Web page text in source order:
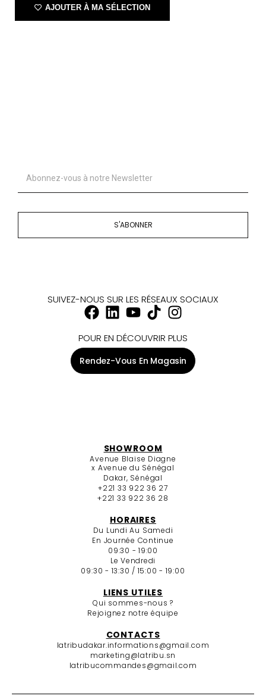
AJOUTER À MA SÉLECTION
S'ABONNER
SUIVEZ-NOUS SUR LES RÉSEAUX SOCIAUX
POUR EN DÉCOUVRIR PLUS
Rendez-Vous En Magasin
SHOWROOM
Avenue Blaise Diagne
x Avenue du Sénégal
Dakar, Sénégal
+221 33 922 36 27
+221 33 922 36 28
HORAIRES
Du Lundi Au Samedi
En Journée Continue
09:30 - 19:00
Le Vendredi
09:30 - 13:30 / 15:00 - 19:00
LIENS UTILES
Qui sommes-nous ?
Rejoignez notre équipe
CONTACTS
latribudakar.informations@gmail.com
marketing@latribu.sn
latribucommandes@gmail.com